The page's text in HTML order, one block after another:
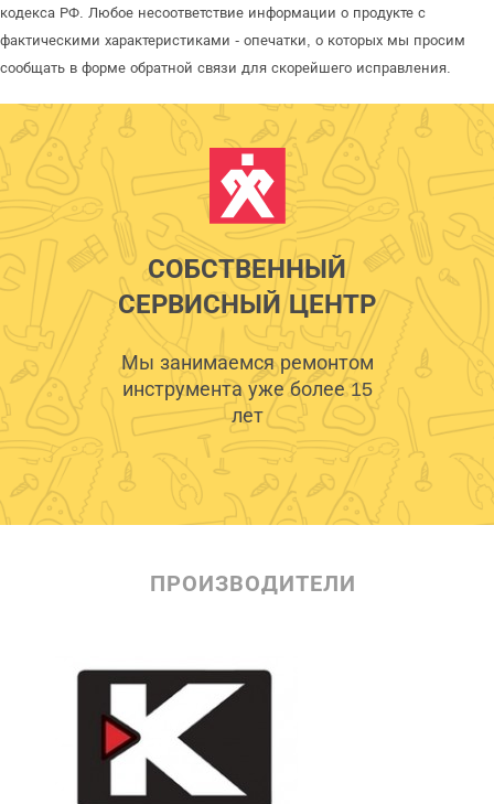
кодекса РФ. Любое несоответствие информации о продукте с
фактическими характеристиками - опечатки, о которых мы просим
сообщать в форме обратной связи для скорейшего исправления.
СОБСТВЕННЫЙ
СЕРВИСНЫЙ ЦЕНТР
Мы занимаемся ремонтом
инструмента уже более 15
лет
ПРОИЗВОДИТЕЛИ